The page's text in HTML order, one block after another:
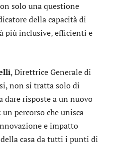
solo una questione
della capacità di
più inclusive, efficienti e
, Direttrice Generale di
non si tratta solo di
dare risposte a un nuovo
percorso che unisca
e impatto
casa da tutti i punti di